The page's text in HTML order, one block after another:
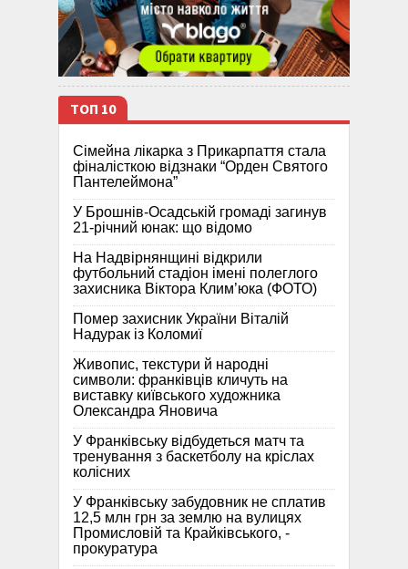
ТОП 10
Сімейна лікарка з Прикарпаття стала
фіналісткою відзнаки “Орден Святого
Пантелеймона”
У Брошнів-Осадській громаді загинув
21-річний юнак: що відомо
На Надвірнянщині відкрили
футбольний стадіон імені полеглого
захисника Віктора Клим’юка (ФОТО)
Помер захисник України Віталій
Надурак із Коломиї
Живопис, текстури й народні
символи: франківців кличуть на
виставку київського художника
Олександра Яновича
У Франківську відбудеться матч та
тренування з баскетболу на кріслах
колісних
У Франківську забудовник не сплатив
12,5 млн грн за землю на вулицях
Промисловій та Крайківського, -
прокуратура